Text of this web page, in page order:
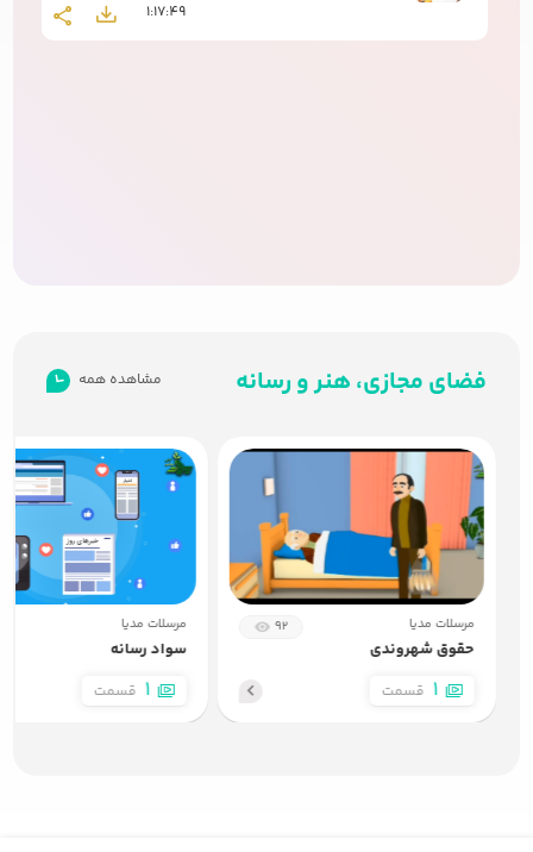
1:17:49
فضای مجازی، هنر و رسانه مشاهده همه
مرسلات مدیا 92
حقوق شهروندی
1 قسمت
مرسلات مدیا
سواد رسانه
1 قسمت